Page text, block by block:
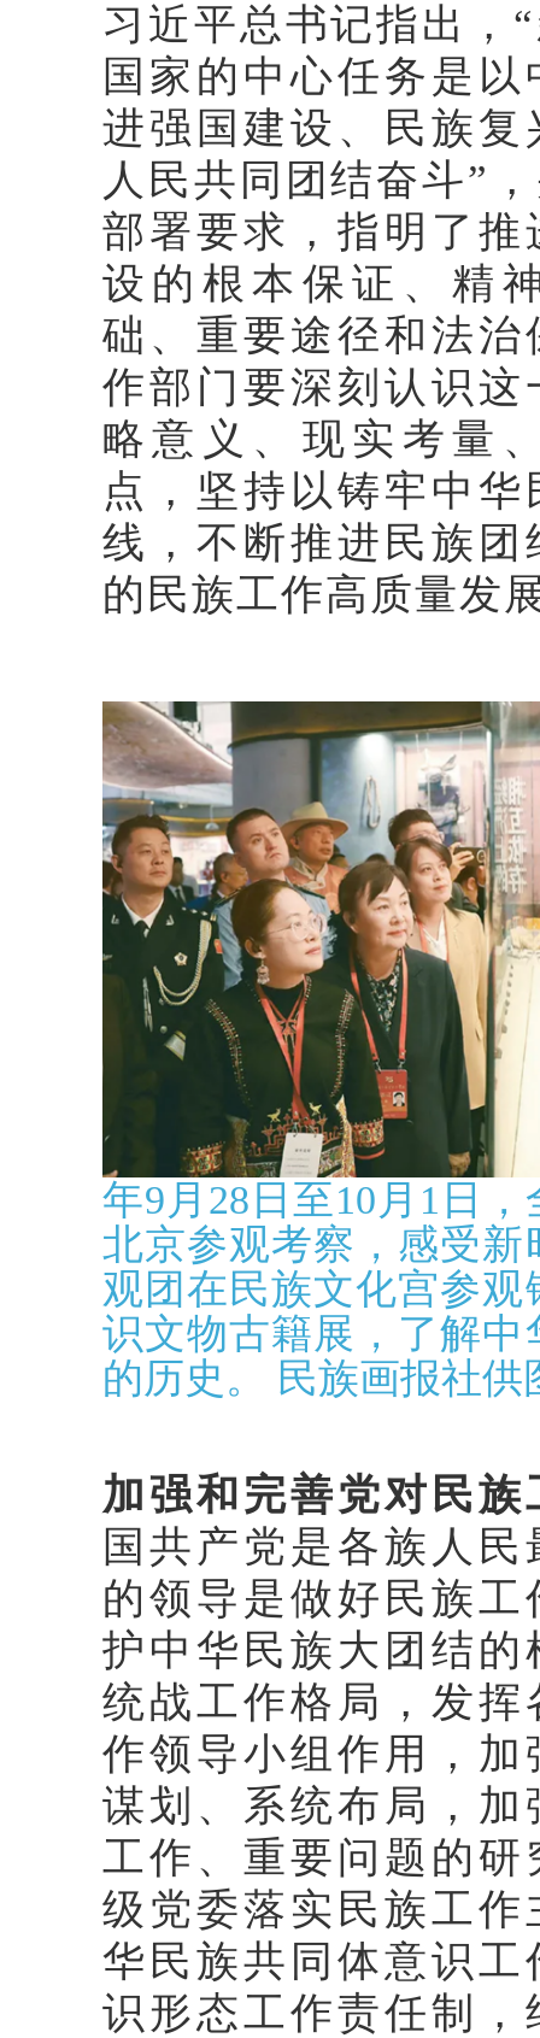
习近平总书记指出，
国家的中心任务是
进强国建设、民族
人民共同团结奋斗”
部署要求，指明了
设的根本保证、精
础、重要途径和法
作部门要深刻认识
略意义、现实考量
点，坚持以铸牢中
线，不断推进民族
的民族工作高质量发
年9月28日至10月1日
北京参观考察，感受
观团在民族文化宫参
识文物古籍展，了解
的历史。 民族画报社供
加强和完善党对民
国共产党是各族人
的领导是做好民族
护中华民族大团结
统战工作格局，发
作领导小组作用，
谋划、系统布局，
工作、重要问题的
级党委落实民族工
华民族共同体意识
识形态工作责任制